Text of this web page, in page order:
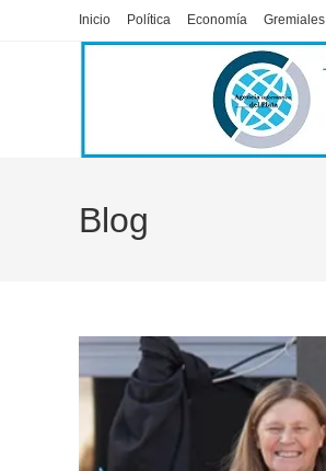
Inicio Política Economía Gremiales
Blog